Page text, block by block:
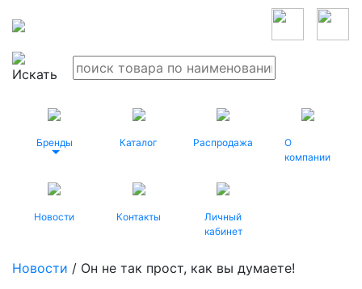
Бренды Каталог Распродажа
О
компании
Новости Контакты
Личный
кабинет
Новости / Он не так прост, как вы думаете!